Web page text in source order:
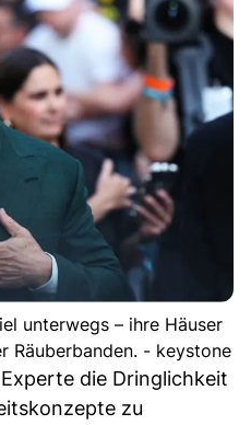
unterwegs – ihre Häuser
Räuberbanden. - keystone
die Dringlichkeit
zu